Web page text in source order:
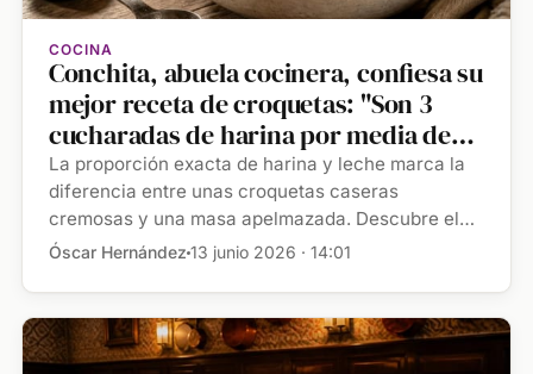
COCINA
Conchita, abuela cocinera, confiesa su
mejor receta de croquetas: "Son 3
cucharadas de harina por media de
leche"
La proporción exacta de harina y leche marca la
diferencia entre unas croquetas caseras
cremosas y una masa apelmazada. Descubre el
[…]
Óscar Hernández 13 junio 2026 · 14:01